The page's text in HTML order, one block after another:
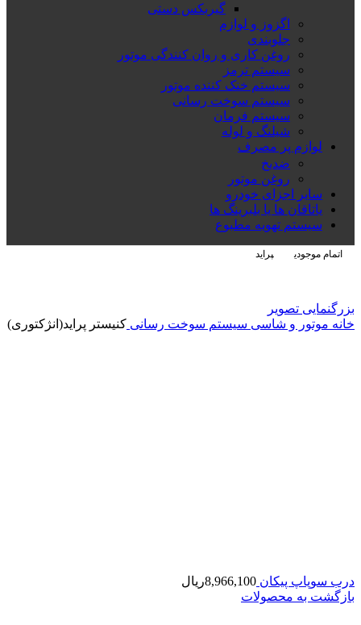
گیربکس دستی
اگزوز و لوازم
جلوبندی
روغن کاری و روان کنندگی موتور
سیستم ترمز
سیستم خنک کننده موتور
سیستم سوخت رسانی
سیستم فرمان
شیلنگ و لوله
لوازم پر مصرف
ضدیخ
روغن موتور
سایر اجزای خودرو
یاتاقان ها یا بلبرینگ ها
سیستم تهویه مطبوع
اتمام موجودی پراید
بزرگنمایی تصویر
خانه موتور و شاسی سیستم سوخت رسانی کنیستر پراید(انژکتوری)
درب سوپاپ پیکان 8,966,100ریال
بازگشت به محصولات